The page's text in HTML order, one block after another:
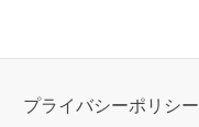
プライバシーポリシー